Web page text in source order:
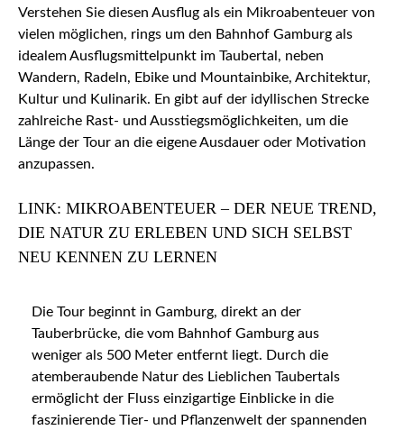
Verstehen Sie diesen Ausflug als ein Mikroabenteuer von
vielen möglichen, rings um den Bahnhof Gamburg als
idealem Ausflugsmittelpunkt im Taubertal, neben
Wandern, Radeln, Ebike und Mountainbike, Architektur,
Kultur und Kulinarik. En gibt auf der idyllischen Strecke
zahlreiche Rast- und Ausstiegsmöglichkeiten, um die
Länge der Tour an die eigene Ausdauer oder Motivation
anzupassen.
LINK: MIKROABENTEUER – DER NEUE TREND,
DIE NATUR ZU ERLEBEN UND SICH SELBST
NEU KENNEN ZU LERNEN
Die Tour beginnt in Gamburg, direkt an der
Tauberbrücke, die vom Bahnhof Gamburg aus
weniger als 500 Meter entfernt liegt. Durch die
atemberaubende Natur des Lieblichen Taubertals
ermöglicht der Fluss einzigartige Einblicke in die
faszinierende Tier- und Pflanzenwelt der spannenden